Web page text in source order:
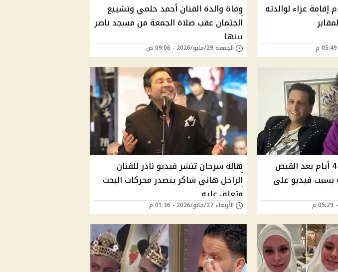
عزاء لوالدته
وفاة والدة الفنان أحمد حلمي وتشييع
الجثمان عقب صلاة الجمعة من مسجد ناصر
ببنها
الجمعة 29/مايو/2026 - 09:06 ص
حبس كروان مشاكل 4 أيام بعد القبض
بسبب فيديو على
هالة سرحان تنشر فيديو نادر للفنان
الراحل هاني شاكر يتصدر محركات البحث
وتعلق عليه
الأربعاء 27/مايو/2026 - 01:36 م